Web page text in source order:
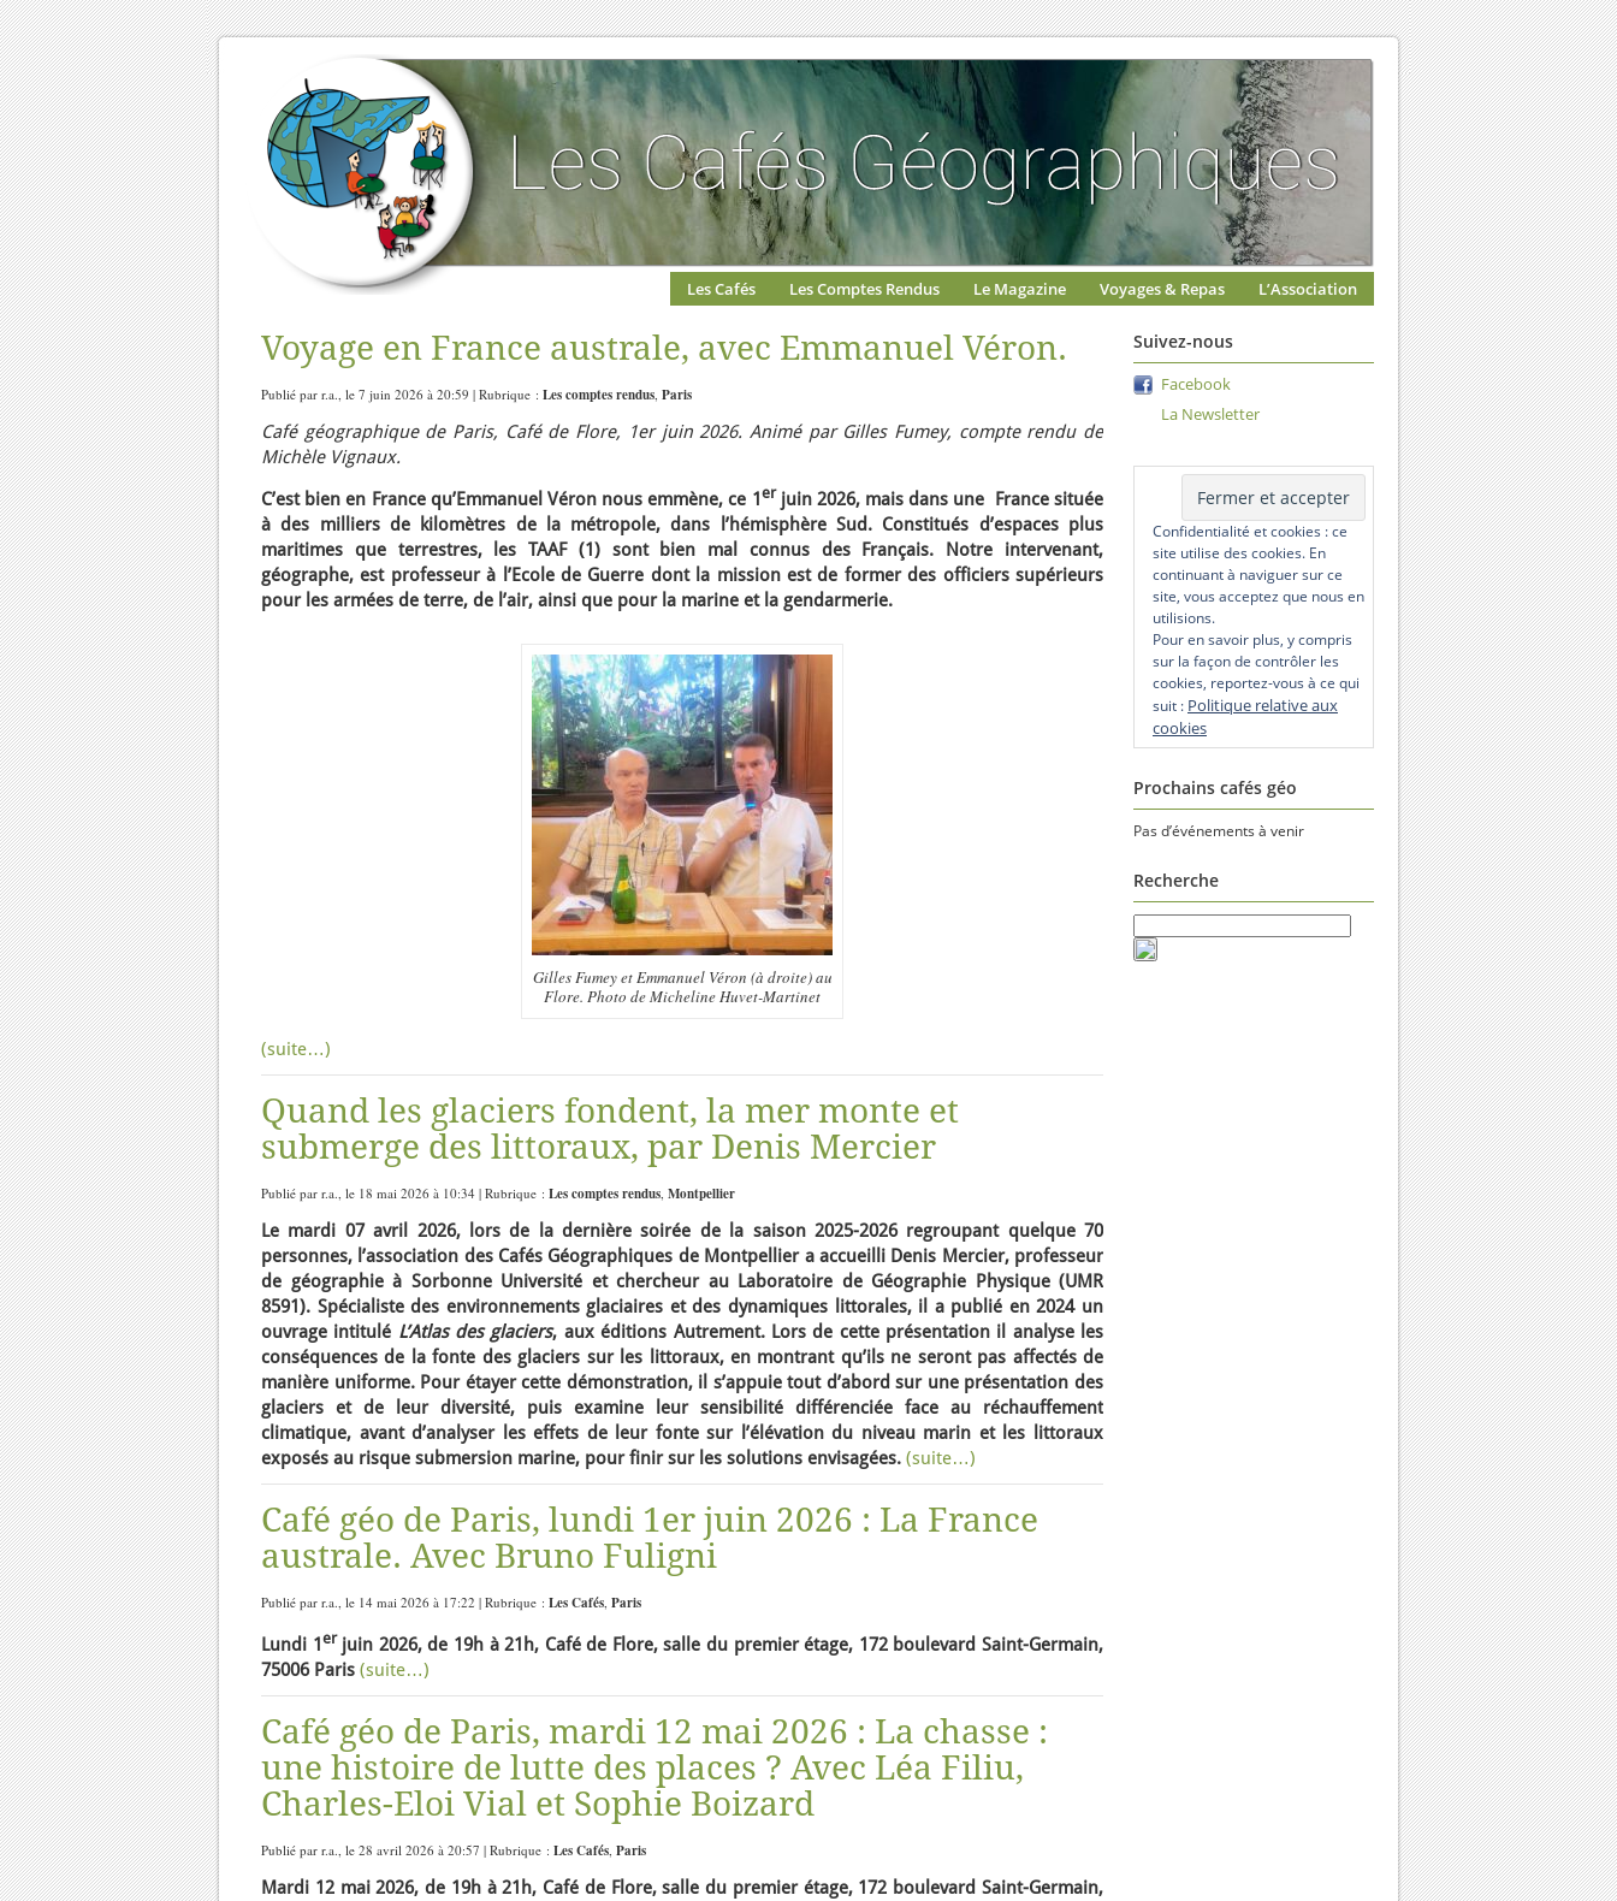
Les Cafés Les Comptes Rendus Le Magazine Voyages & Repas L’Association
Voyage en France australe, avec Emmanuel Véron.
Publié par r.a., le 7 juin 2026 à 20:59 | Rubrique : Les comptes rendus, Paris
Café géographique de Paris, Café de Flore, 1er juin 2026. Animé par Gilles Fumey, compte rendu de
Michèle Vignaux.
C’est bien en France qu’Emmanuel Véron nous emmène, ce 1er juin 2026, mais dans une France située
à des milliers de kilomètres de la métropole, dans l’hémisphère Sud. Constitués d’espaces plus
maritimes que terrestres, les TAAF (1) sont bien mal connus des Français. Notre intervenant,
géographe, est professeur à l’Ecole de Guerre dont la mission est de former des officiers supérieurs
pour les armées de terre, de l’air, ainsi que pour la marine et la gendarmerie.
Gilles Fumey et Emmanuel Véron (à droite) au
Flore. Photo de Micheline Huvet-Martinet
(suite…)
Quand les glaciers fondent, la mer monte et
submerge des littoraux, par Denis Mercier
Publié par r.a., le 18 mai 2026 à 10:34 | Rubrique : Les comptes rendus, Montpellier
Le mardi 07 avril 2026, lors de la dernière soirée de la saison 2025-2026 regroupant quelque 70
personnes, l’association des Cafés Géographiques de Montpellier a accueilli Denis Mercier, professeur
de géographie à Sorbonne Université et chercheur au Laboratoire de Géographie Physique (UMR
8591). Spécialiste des environnements glaciaires et des dynamiques littorales, il a publié en 2024 un
ouvrage intitulé L’Atlas des glaciers, aux éditions Autrement. Lors de cette présentation il analyse les
conséquences de la fonte des glaciers sur les littoraux, en montrant qu’ils ne seront pas affectés de
manière uniforme. Pour étayer cette démonstration, il s’appuie tout d’abord sur une présentation des
glaciers et de leur diversité, puis examine leur sensibilité différenciée face au réchauffement
climatique, avant d’analyser les effets de leur fonte sur l’élévation du niveau marin et les littoraux
exposés au risque submersion marine, pour finir sur les solutions envisagées. (suite…)
Café géo de Paris, lundi 1er juin 2026 : La France
australe. Avec Bruno Fuligni
Publié par r.a., le 14 mai 2026 à 17:22 | Rubrique : Les Cafés, Paris
Lundi 1er juin 2026, de 19h à 21h, Café de Flore, salle du premier étage, 172 boulevard Saint-Germain,
75006 Paris (suite…)
Café géo de Paris, mardi 12 mai 2026 : La chasse :
une histoire de lutte des places ? Avec Léa Filiu,
Charles-Eloi Vial et Sophie Boizard
Publié par r.a., le 28 avril 2026 à 20:57 | Rubrique : Les Cafés, Paris
Mardi 12 mai 2026, de 19h à 21h, Café de Flore, salle du premier étage, 172 boulevard Saint-Germain,
Suivez-nous
Facebook
La Newsletter
Confidentialité et cookies : ce
site utilise des cookies. En
continuant à naviguer sur ce
site, vous acceptez que nous en
utilisions.
Pour en savoir plus, y compris
sur la façon de contrôler les
cookies, reportez-vous à ce qui
suit : Politique relative aux
cookies
Prochains cafés géo
Pas d’événements à venir
Recherche